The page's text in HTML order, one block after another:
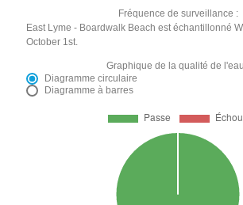
Fréquence de surveillance :
East Lyme - Boardwalk Beach est échantillonné
October 1st.
Graphique de la qualité de
Diagramme circulaire
Diagramme à barres